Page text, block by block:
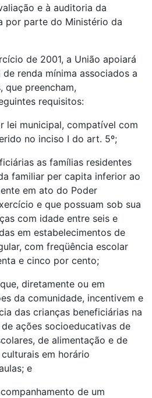
e à auditoria da
por parte do Ministério da
de 2001, a União apoiará
renda mínima associados a
que preencham,
requisitos:
lei municipal, compatível com
no inciso I do art. 5º;
as famílias residentes
familiar per capita inferior ao
em ato do Poder
e que possuam sob sua
com idade entre seis e
em estabelecimentos de
com freqüência escolar
e cinco por cento;
diretamente ou em
da comunidade, incentivem e
das crianças beneficiárias na
ações socioeducativas de
de alimentação e de
em horário
e
de um